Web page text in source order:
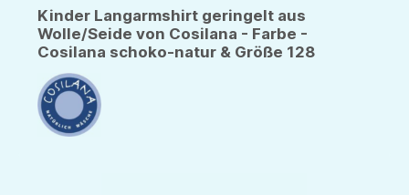
Kinder Langarmshirt geringelt aus
Wolle/Seide von Cosilana - Farbe -
Cosilana schoko-natur & Größe 128